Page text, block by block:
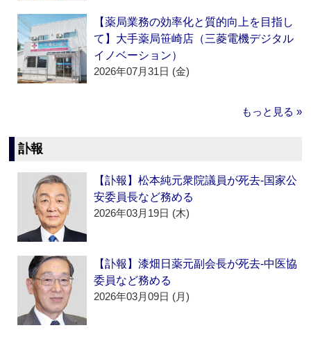
【薬局業務の効率化と質的向上を目指し
て】大手薬局笹崎店（三菱電機デジタル
イノベーション）
2026年07月31日 (金)
もっと見る »
訃報
【訃報】松本純元衆院議員が死去‐国家公
安委員長など務める
2026年03月19日 (木)
【訃報】漆畑日薬元副会長が死去‐中医協
委員など務める
2026年03月09日 (月)